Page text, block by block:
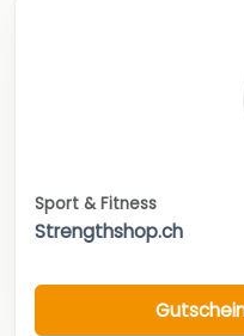
Sport & Fitness
Strengthshop.ch